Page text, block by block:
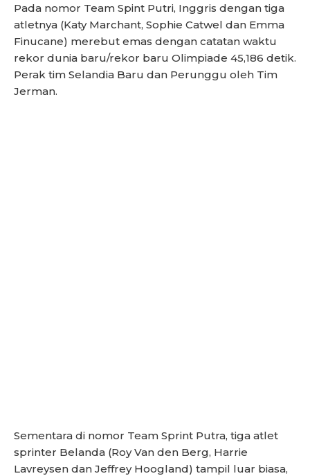
Pada nomor Team Spint Putri, Inggris dengan tiga
atletnya (Katy Marchant, Sophie Catwel dan Emma
Finucane) merebut emas dengan catatan waktu
rekor dunia baru/rekor baru Olimpiade 45,186 detik.
Perak tim Selandia Baru dan Perunggu oleh Tim
Jerman.
Sementara di nomor Team Sprint Putra, tiga atlet
sprinter Belanda (Roy Van den Berg, Harrie
Lavreysen dan Jeffrey Hoogland) tampil luar biasa,